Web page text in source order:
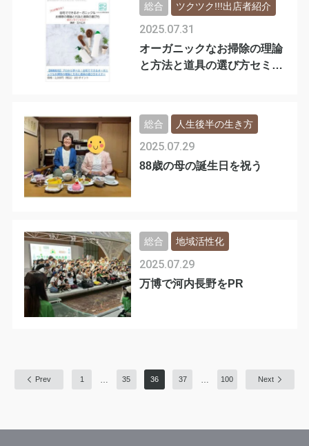
オーガニックなお掃除の理論
と方法と道具の選び方セミナ
2025.07.31
総合 ツクツク!!!出店者紹介
88歳の母の誕生日を祝う
2025.07.29
総合 人生後半の生き方
万博で河内長野をPR
2025.07.29
総合 地域活性化
Prev 1 35 36 37 100 Next